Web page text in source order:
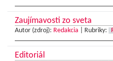
Zaujímavosti zo sveta
Autor (zdroj): Redakcia Rubriky:
Editoriál